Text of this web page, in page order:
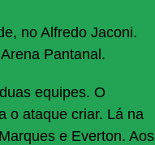
no Alfredo Jaconi.
Pantanal.
equipes. O
o ataque criar. Lá na
e Everton. Aos